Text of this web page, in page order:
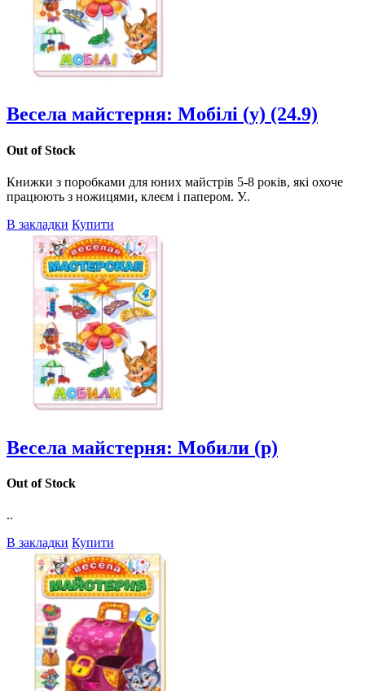
Весела майстерня: Мобілі (у) (24.9)
Out of Stock
Книжки з поробками для юних майстрів 5-8 років, які охоче
працюють з ножицями, клеєм і папером. У..
В закладки Купити
Весела майстерня: Мобили (р)
Out of Stock
..
В закладки Купити